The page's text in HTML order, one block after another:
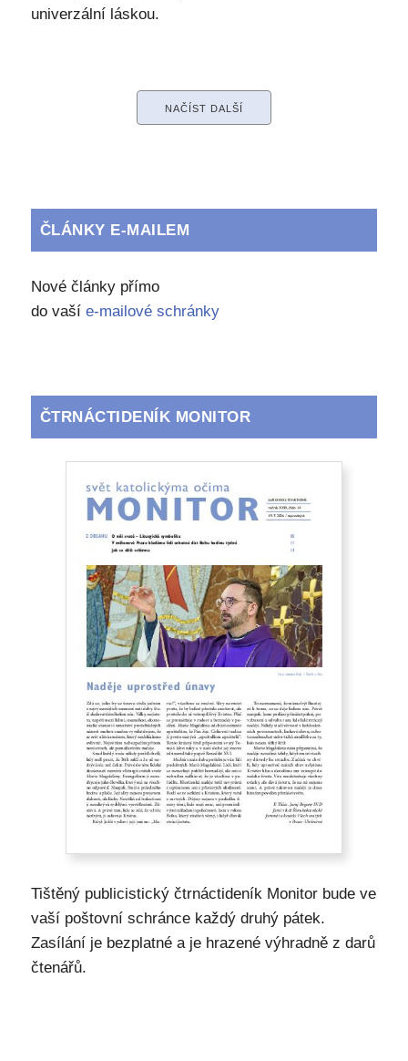
univerzální láskou.
NAČÍST DALŠÍ
ČLÁNKY E-MAILEM
Nové články přímo
do vaší e-mailové schránky
ČTRNÁCTIDENÍK MONITOR
Tištěný publicistický čtrnáctideník Monitor bude ve
vaší poštovní schránce každý druhý pátek.
Zasílání je bezplatné a je hrazené výhradně z darů
čtenářů.